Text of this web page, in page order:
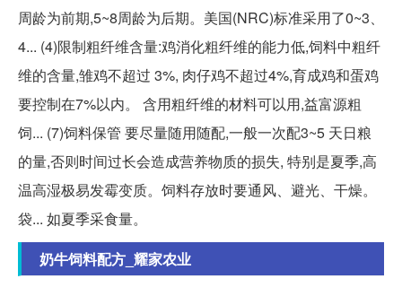
周龄为前期,5~8周龄为后期。美国(NRC)标准采用了0~3、
4... (4)限制粗纤维含量:鸡消化粗纤维的能力低,饲料中粗纤
维的含量,雏鸡不超过 3%, 肉仔鸡不超过4%,育成鸡和蛋鸡
要控制在7%以内。 含用粗纤维的材料可以用,益富源粗
饲... (7)饲料保管 要尽量随用随配,一般一次配3~5 天日粮
的量,否则时间过长会造成营养物质的损失, 特别是夏季,高
温高湿极易发霉变质。饲料存放时要通风、避光、干燥。
袋... 如夏季采食量。
奶牛饲料配方_耀家农业